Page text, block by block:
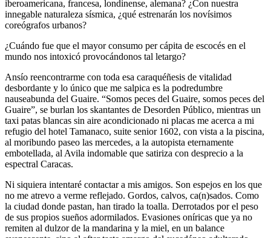
iberoamericana, francesa, londinense, alemana? ¿Con nuestra
innegable naturaleza sísmica, ¿qué estrenarán los novísimos
coreógrafos urbanos?
¿Cuándo fue que el mayor consumo per cápita de escocés en el
mundo nos intoxicó provocándonos tal letargo?
Ansío reencontrarme con toda esa caraquéñesis de vitalidad
desbordante y lo único que me salpica es la podredumbre
nauseabunda del Guaire. “Somos peces del Guaire, somos peces del
Guaire”, se burlan los skantantes de Desorden Público, mientras un
taxi patas blancas sin aire acondicionado ni placas me acerca a mi
refugio del hotel Tamanaco, suite senior 1602, con vista a la piscina,
al moribundo paseo las mercedes, a la autopista eternamente
embotellada, al Avila indomable que satiriza con desprecio a la
espectral Caracas.
Ni siquiera intentaré contactar a mis amigos. Son espejos en los que
no me atrevo a verme reflejado. Gordos, calvos, ca(n)sados. Como
la ciudad donde pastan, han tirado la toalla. Derrotados por el peso
de sus propios sueños adormilados. Evasiones oníricas que ya no
remiten al dulzor de la mandarina y la miel, en un balance